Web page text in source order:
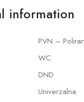
information
PVN –
WC
DND
Univerzalna